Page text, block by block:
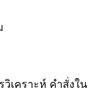
เคราะห์ คำสั่งใน